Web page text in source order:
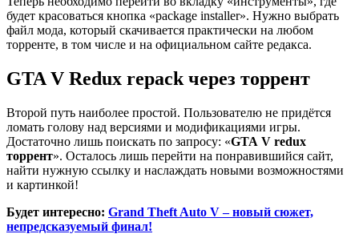
будет красоваться кнопка «package installer». Нужно выбрать
файл мода, который скачивается практически на любом
торренте, в том числе и на официальном сайте редакса.
GTA V Redux repack через торрент
Второй путь наиболее простой. Пользователю не придётся
ломать голову над версиями и модификациями игры.
Достаточно лишь поискать по запросу: «GTA V redux
торрент». Осталось лишь перейти на понравившийся сайт,
найти нужную ссылку и наслаждать новыми возможностями
и картинкой!
Будет интересно: Grand Theft Auto V – новый сюжет,
непредсказуемый финал!